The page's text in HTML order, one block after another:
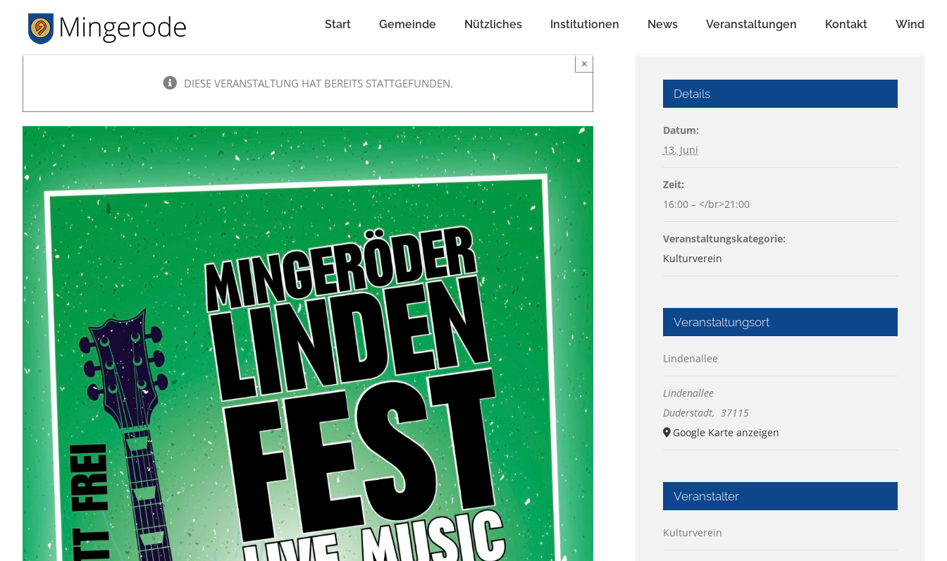
springen
Start Gemeinde Nützliches Institutionen News Veranstaltungen Kontakt Wind
DIESE VERANSTALTUNG HAT BEREITS STATTGEFUNDEN.
×
Details
Datum:
13. Juni
Zeit:
16:00 – </br>21:00
Veranstaltungskategorie:
Kulturverein
Veranstaltungsort
Lindenallee
Lindenallee
Duderstadt, 37115
Google Karte anzeigen
Veranstalter
Kulturverein